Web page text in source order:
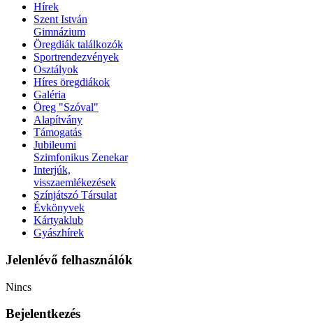
Hírek
Szent István
Gimnázium
Öregdiák találkozók
Sportrendezvények
Osztályok
Híres öregdiákok
Galéria
Öreg "Szóval"
Alapítvány
Támogatás
Jubileumi
Szimfonikus Zenekar
Interjúk,
visszaemlékezések
Színjátszó Társulat
Évkönyvek
Kártyaklub
Gyászhírek
Jelenlévő felhasználók
Nincs
Bejelentkezés